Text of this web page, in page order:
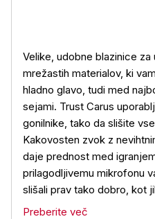
Velike, udobne blazinice
mrežastih materialov, ki
hladno glavo, tudi med
sejami. Trust Carus
gonilnike, tako da slišite
Kakovosten zvok z
daje prednost med
prilagodljivemu mikrofonu
slišali prav tako dobro, kot
Preberite več